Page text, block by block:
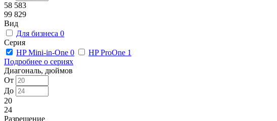
58 583
99 829
Вид
Для бизнеса 0
Серия
HP Mini-in-One 0 HP ProOne 1
Подробнее о сериях
Диагональ, дюймов
От
До
20
24
Разрешение